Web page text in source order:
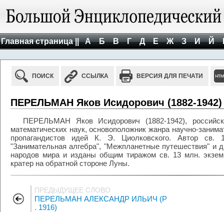
Главная страница || А Б В Г Д Е Ж З И Й
ПОИСК ССЫЛКА ВЕРСИЯ ДЛЯ ПЕЧАТИ
ПЕРЕЛЬМАН Яков Исидорович (1882-1942)
ПЕРЕЛЬМАН Яков Исидорович (1882-1942),
математических наук, основоположник жанра научно-
пропагандистов идей К. Э. Циолковского. Автор св.
"Занимательная алгебра", "Межпланетные путешествия" и
народов мира и изданы общим тиражом св. 13 млн.
кратер на обратной стороне Луны.
ПРЕДЫДУЩЕЕ СЛОВО
ПЕРЕЛЬМАН АЛЕКСАНДР ИЛЬИЧ (Р
. 1916)